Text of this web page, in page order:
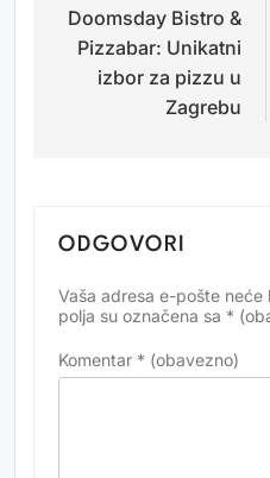
objava
Doomsday Bistro &
Pizzabar: Unikatni
izbor za pizzu u
Zagrebu
ODGOVORI
Vaša adresa e-pošte neće
polja su označena sa *
Komentar * (obavezno)
Alternative: